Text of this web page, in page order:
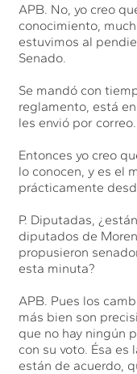
APB. No, yo creo
conocimiento,
estuvimos al
Senado.
Se mandó con
reglamento, está
les envió por correo.
Entonces yo creo
lo conocen, y es el
prácticamente
P. Diputadas,
diputados de
propusieron
esta minuta?
APB. Pues los
más bien son
que no hay ningún
con su voto. Ésa es
están de acuerdo,